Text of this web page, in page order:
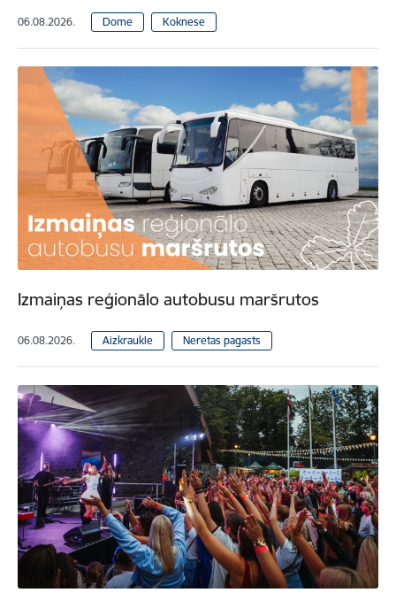
06.08.2026. Dome Koknese
Izmaiņas reģionālo autobusu maršrutos
06.08.2026. Aizkraukle Neretas pagasts